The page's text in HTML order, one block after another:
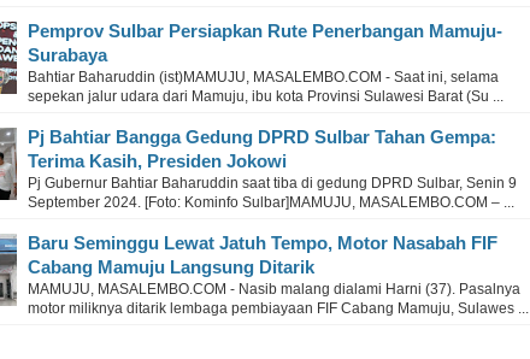
Pemprov Sulbar Persiapkan Rute Penerbangan Mamuju-
Surabaya
Bahtiar Baharuddin (ist)MAMUJU, MASALEMBO.COM - Saat ini, selama
sepekan jalur udara dari Mamuju, ibu kota Provinsi Sulawesi Barat (Su ...
Pj Bahtiar Bangga Gedung DPRD Sulbar Tahan Gempa:
Terima Kasih, Presiden Jokowi
Pj Gubernur Bahtiar Baharuddin saat tiba di gedung DPRD Sulbar, Senin 9
September 2024. [Foto: Kominfo Sulbar]MAMUJU, MASALEMBO.COM – ...
Baru Seminggu Lewat Jatuh Tempo, Motor Nasabah FIF
Cabang Mamuju Langsung Ditarik
MAMUJU, MASALEMBO.COM - Nasib malang dialami Harni (37). Pasalnya
motor miliknya ditarik lembaga pembiayaan FIF Cabang Mamuju, Sulawes ...